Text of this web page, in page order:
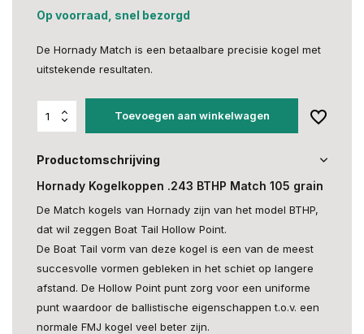
Op voorraad, snel bezorgd
De Hornady Match is een betaalbare precisie kogel met
uitstekende resultaten.
Toevoegen aan winkelwagen
Productomschrijving
Hornady Kogelkoppen .243 BTHP Match 105 grain
De Match kogels van Hornady zijn van het model BTHP,
dat wil zeggen Boat Tail Hollow Point.
De Boat Tail vorm van deze kogel is een van de meest
succesvolle vormen gebleken in het schiet op langere
afstand. De Hollow Point punt zorg voor een uniforme
punt waardoor de ballistische eigenschappen t.o.v. een
normale FMJ kogel veel beter zijn.